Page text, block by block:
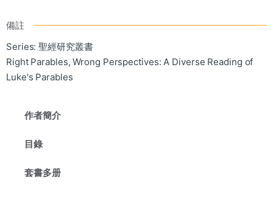
作者簡介
目錄
套書多册
備註
Series: 聖經研究叢書
Right Parables, Wrong Perspectives: A Diverse Reading of
Luke's Parables